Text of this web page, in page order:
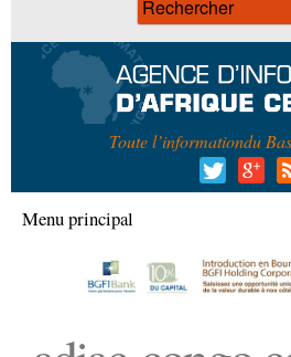
Toute l’informationdu
Menu principal